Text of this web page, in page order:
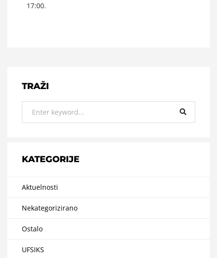
17:00.
TRAŽI
KATEGORIJE
Aktuelnosti
Nekategorizirano
Ostalo
UFSIKS